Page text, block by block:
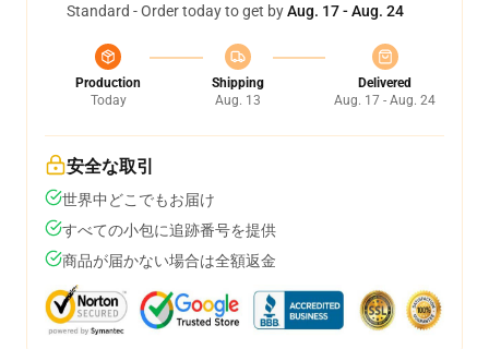
Standard - Order today to get byAug. 17 - Aug. 24
Production
Today
Shipping
Aug. 13
Delivered
Aug. 17 - Aug. 24
安全な取引
世界中どこでもお届け
すべての小包に追跡番号を提供
商品が届かない場合は全額返金